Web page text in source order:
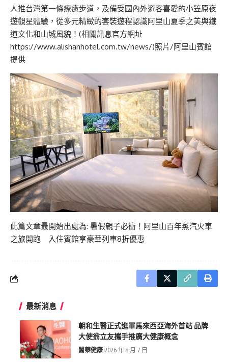
人推台灣第一條療癒步道，及備受國內外遊客喜愛的小笠原夜
遊觀星體驗，從多元精緻的套裝遊程認識阿里山夏季之美與鐵
道文化和山城風貌！(相關訊息官方網址
https://www.alishanhotel.com.tw/news/)照片/阿里山賓館
提供
此篇文章最開始出處為: 暑假親子必衝！阿里山百年蒸汽火車
之旅開跑 入住賓館享豪華列車8折優惠
最新消息
朝和生醫正式進軍馬來西亞海外首站 品牌
大使翁立友攜手推廣大健康概念
醫藥健康 2026 年 8 月 7 日